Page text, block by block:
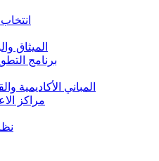
الميثاق
برنامج
المباني الأكاديمية
مراكز